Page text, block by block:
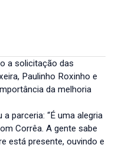
a solicitação das
Paulinho Roxinho e
da melhoria
parceria: “É uma alegria
Corrêa. A gente sabe
está presente, ouvindo e